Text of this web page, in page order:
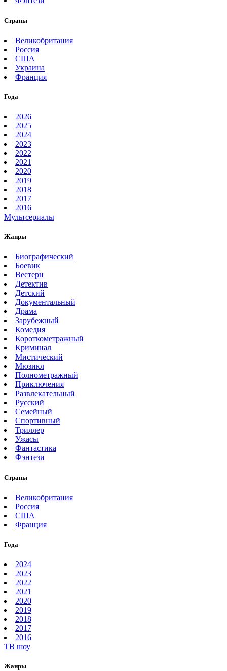
Страны
Великобритания
Россия
США
Украина
Франция
Года
2026
2025
2024
2023
2022
2021
2020
2019
2018
2017
2016
Мультсериалы
Жанры
Биографический
Боевик
Вестерн
Детектив
Детский
Документальный
Драма
Зарубежный
Комедия
Короткометражный
Криминал
Мистический
Мюзикл
Полнометражный
Приключения
Развлекательный
Русский
Семейный
Спортивный
Триллер
Ужасы
Фантастика
Фэнтези
Страны
Великобритания
Россия
США
Франция
Года
2024
2023
2022
2021
2020
2019
2018
2017
2016
ТВ шоу
Жанры